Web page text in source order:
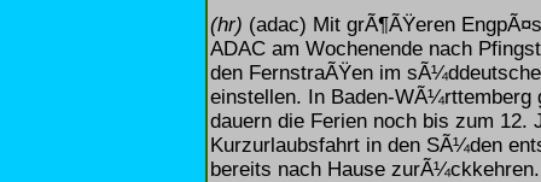
(hr) (adac) Mit grÃ¶ÃŸeren
ADAC am Wochenende nach
den FernstraÃŸen im
einstellen. In Baden-WÃ¼rttemberg
dauern die Ferien noch bis zum
Kurzurlaubsfahrt in den SÃ¼den
bereits nach Hause zurÃ¼ckkehren.